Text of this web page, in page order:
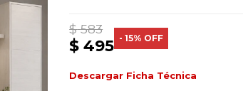
$ 495
$ 583
15
Descargar Ficha Técnica